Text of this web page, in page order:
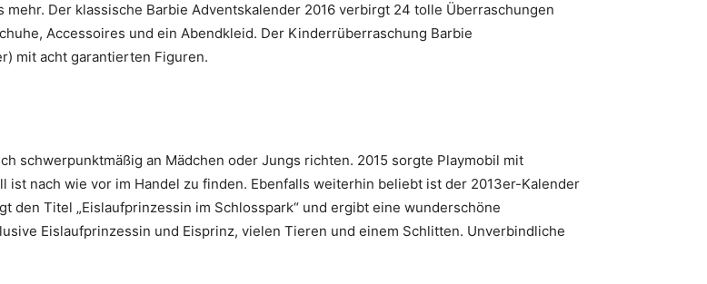
Der klassische Barbie Adventskalender 2016 verbirgt 24 tolle Überraschungen
Accessoires und ein Abendkleid. Der Kinderrüberraschung Barbie
mit acht garantierten Figuren.
schwerpunktmäßig an Mädchen oder Jungs richten. 2015 sorgte Playmobil mit
ist nach wie vor im Handel zu finden. Ebenfalls weiterhin beliebt ist der 2013er-Kalender
den Titel „Eislaufprinzessin im Schlosspark“ und ergibt eine wunderschöne
Eislaufprinzessin und Eisprinz, vielen Tieren und einem Schlitten. Unverbindliche